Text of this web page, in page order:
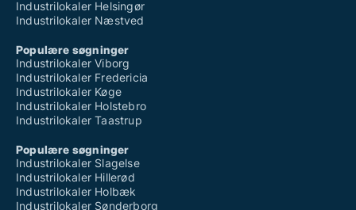
Industrilokaler Helsingør
Industrilokaler Næstved
Populære søgninger
Industrilokaler Viborg
Industrilokaler Fredericia
Industrilokaler Køge
Industrilokaler Holstebro
Industrilokaler Taastrup
Populære søgninger
Industrilokaler Slagelse
Industrilokaler Hillerød
Industrilokaler Holbæk
Industrilokaler Sønderborg